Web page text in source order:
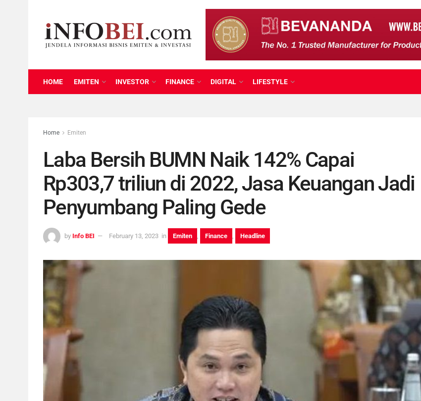
HOME EMITEN INVESTOR FINANCE DIGITAL LIFESTYLE
Home Emiten
Laba Bersih BUMN Naik 142% Capai
Rp303,7 triliun di 2022, Jasa Keuangan Jadi
Penyumbang Paling Gede
by Info BEI February 13, 2023 in Emiten Finance Headline